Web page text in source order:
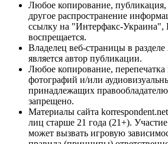
Любое копирование, публикация,
другое распространение
ссылку на "Интерфакс-Украина",
воспрещается.
Владелец веб-страницы в
является автор публикации.
Любое копирование, перепечатка
фотографий и/или
принадлежащих
запрещено.
Материалы сайта
лиц старше 21 года (21+).
может вызвать игровую